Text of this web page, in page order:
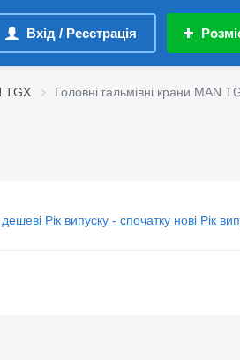
Вхід / Реєстрація
TGX Головні гальмівні крани MAN
Рік випуску - спочатку нові Рік